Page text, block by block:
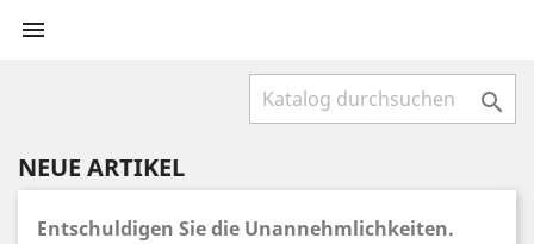


NEUE ARTIKEL
Entschuldigen Sie die Unannehmlichkeiten.